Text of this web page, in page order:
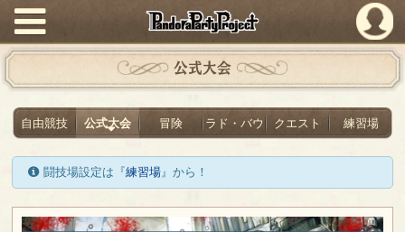
PandoraPartyProject
公式大会
自由競技 公式大会 冒険 ラド・バウ クエスト 練習場
闘技場設定は『練習場』から！